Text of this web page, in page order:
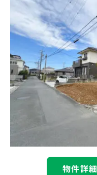
物件詳細